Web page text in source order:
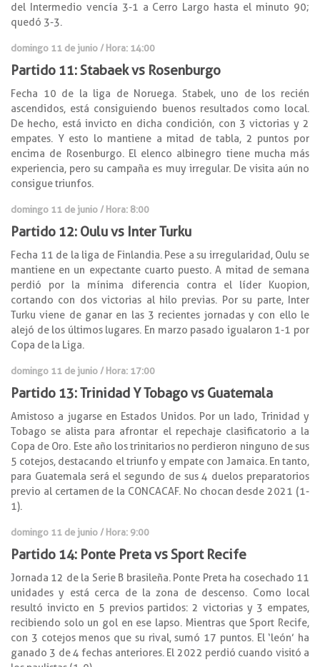
del Intermedio vencía 3-1 a Cerro Largo hasta el minuto 90;
quedó 3-3.
domingo 11 de junio / Hora: 14:00
Partido 11: Stabaek vs Rosenburgo
Fecha 10 de la liga de Noruega. Stabek, uno de los recién
ascendidos, está consiguiendo buenos resultados como local.
De hecho, está invicto en dicha condición, con 3 victorias y 2
empates. Y esto lo mantiene a mitad de tabla, 2 puntos por
encima de Rosenburgo. El elenco albinegro tiene mucha más
experiencia, pero su campaña es muy irregular. De visita aún no
consigue triunfos.
domingo 11 de junio / Hora: 8:00
Partido 12: Oulu vs Inter Turku
Fecha 11 de la liga de Finlandia. Pese a su irregularidad, Oulu se
mantiene en un expectante cuarto puesto. A mitad de semana
perdió por la mínima diferencia contra el líder Kuopion,
cortando con dos victorias al hilo previas. Por su parte, Inter
Turku viene de ganar en las 3 recientes jornadas y con ello le
alejó de los últimos lugares. En marzo pasado igualaron 1-1 por
Copa de la Liga.
domingo 11 de junio / Hora: 17:00
Partido 13: Trinidad Y Tobago vs Guatemala
Amistoso a jugarse en Estados Unidos. Por un lado, Trinidad y
Tobago se alista para afrontar el repechaje clasificatorio a la
Copa de Oro. Este año los trinitarios no perdieron ninguno de sus
5 cotejos, destacando el triunfo y empate con Jamaica. En tanto,
para Guatemala será el segundo de sus 4 duelos preparatorios
previo al certamen de la CONCACAF. No chocan desde 2021 (1-
1).
domingo 11 de junio / Hora: 9:00
Partido 14: Ponte Preta vs Sport Recife
Jornada 12 de la Serie B brasileña. Ponte Preta ha cosechado 11
unidades y está cerca de la zona de descenso. Como local
resultó invicto en 5 previos partidos: 2 victorias y 3 empates,
recibiendo solo un gol en ese lapso. Mientras que Sport Recife,
con 3 cotejos menos que su rival, sumó 17 puntos. El ‘león’ ha
ganado 3 de 4 fechas anteriores. El 2022 perdió cuando visitó a